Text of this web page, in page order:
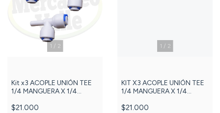
1 / 2
Kit x3 ACOPLE UNIÓN TEE
1/4 MANGUERA X 1/4
Referencia: 170-DCC028A
$21.000
1 / 2
KIT X3 ACOPLE UNIÓN TEE
1/4 MANGUERA X 1/4
MANGUERA Referencia: 137-
$21.000